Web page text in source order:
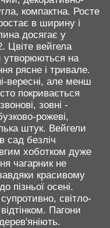
компактна. Росте
в ширину і
досягає у
вейгела
утворюються на
рясне і тривале.
вересні, але менш
покривається
зовні -
рожеві,
штук. Вейгели
сад безліч
хоботком дуже
чагарник не
красивому
пізньої осені.
світло-
Пагони